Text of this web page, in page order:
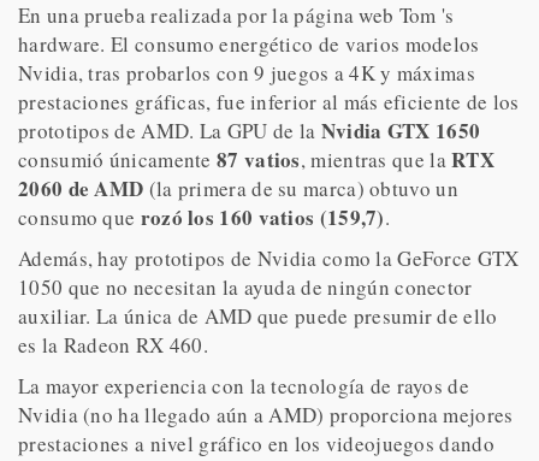
En una prueba realizada por la página web Tom 's
hardware. El consumo energético de varios modelos
Nvidia, tras probarlos con 9 juegos a 4K y máximas
prestaciones gráficas, fue inferior al más eficiente de los
prototipos de AMD. La GPU de la Nvidia GTX 1650
consumió únicamente87 vatios, mientras que laRTX
2060 de AMD (la primera de su marca) obtuvo un
consumo que rozó los 160 vatios (159,7).
Además, hay prototipos de Nvidia como la GeForce GTX
1050 que no necesitan la ayuda de ningún conector
auxiliar. La única de AMD que puede presumir de ello
es la Radeon RX 460.
La mayor experiencia con la tecnología de rayos de
Nvidia (no ha llegado aún a AMD) proporciona mejores
prestaciones a nivel gráfico en los videojuegos dando